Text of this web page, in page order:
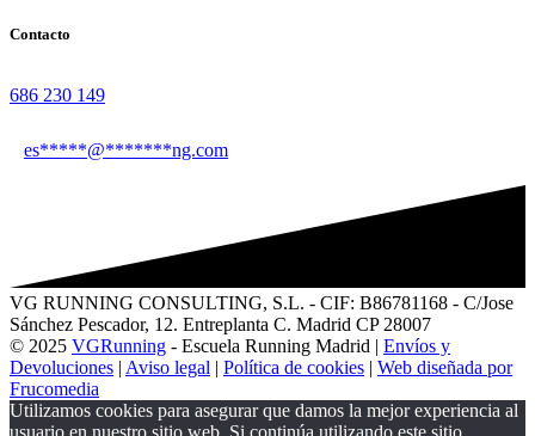
Contacto
686 230 149
es*****@*******ng.com
VG RUNNING CONSULTING, S.L. - CIF: B86781168 - C/Jose
Sánchez Pescador, 12. Entreplanta C. Madrid CP 28007
© 2025 VGRunning - Escuela Running Madrid | Envíos y
Devoluciones | Aviso legal | Política de cookies | Web diseñada por
Frucomedia
Utilizamos cookies para asegurar que damos la mejor experiencia al